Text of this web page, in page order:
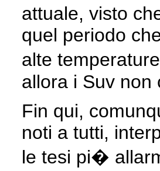
attuale, visto
quel periodo
alte
allora i Suv non
Fin qui,
noti a tutti,
le tesi pi�